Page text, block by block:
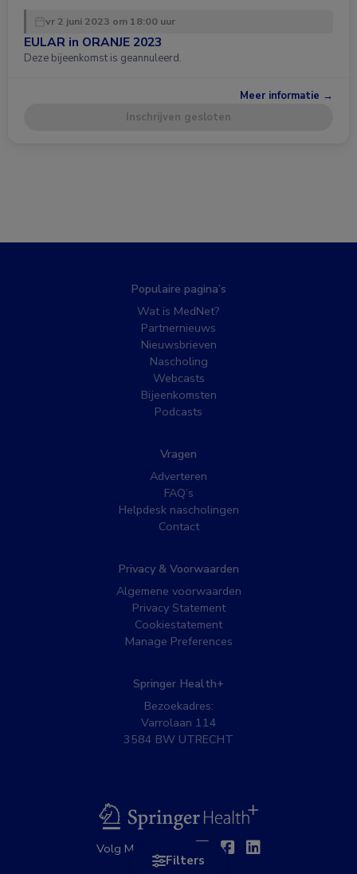
Filters
vr 2 juni 2023 om 18:00 uur
EULAR in ORANJE 2023
Deze bijeenkomst is geannuleerd.
Meer informatie →
Inschrijven gesloten
Populaire pagina’s
Wat is MedNet?
Partnernieuws
Nieuwsbrieven
Nascholing
Webcasts
Bijeenkomsten
Podcasts
Vragen
Adverteren
FAQ’s
Helpdesk nascholingen
Contact
Privacy & Voorwaarden
Algemene voorwaarden
Privacy Statement
Cookiestatement
Manage Preferences
Springer Health+
Bezoekadres:
Varrolaan 114
3584 BW UTRECHT
BSL
Volg MedNet op: TwitterFacebook
Linkedin